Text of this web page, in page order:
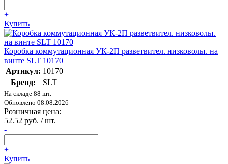
+
Купить
Коробка коммутационная УК-2П разветвител. низковольт. на
винте SLT 10170
Артикул: 10170
Бренд:
SLT
На складе 88 шт.
Обновлено 08.08.2026
Розничная цена:
52.52 руб. / шт.
-
+
Купить